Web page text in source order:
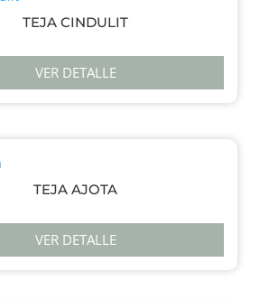
TEJA CINDULIT
VER DETALLE
TEJA AJOTA
VER DETALLE